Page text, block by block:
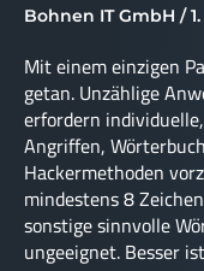
Bohnen IT GmbH
Mit einem einzigen
getan. Unzählige
erfordern
Angriffen,
Hackermethoden
mindestens 8
sonstige sinnvolle
ungeeignet. Besser